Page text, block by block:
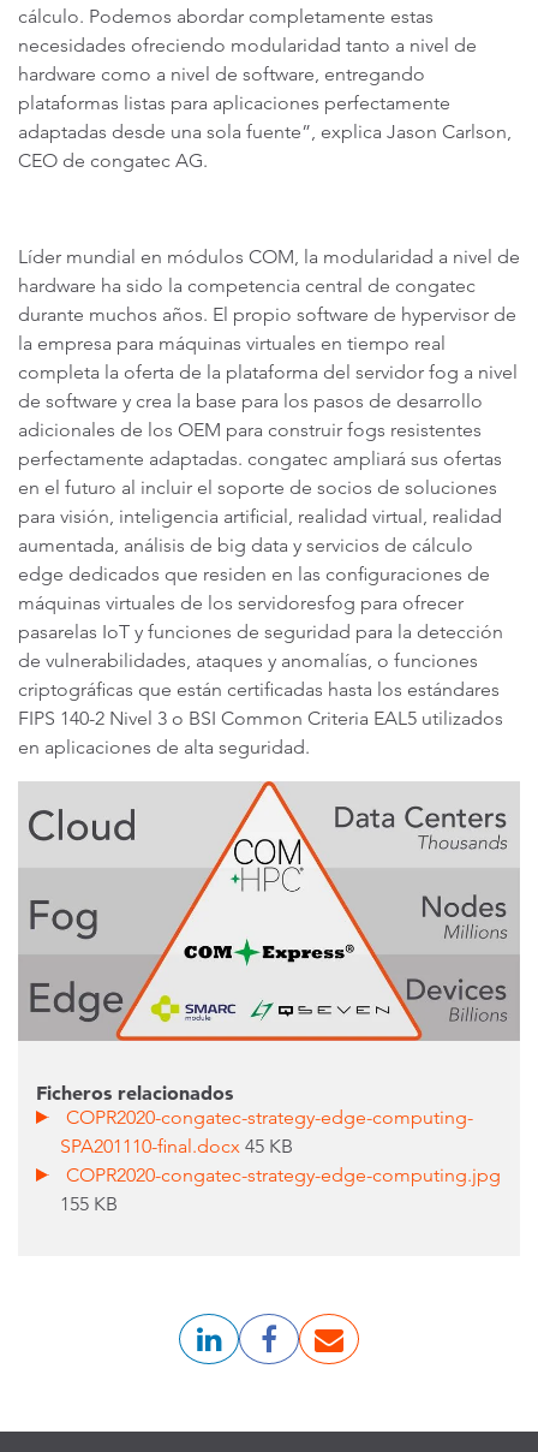
cálculo. Podemos abordar completamente estas
necesidades ofreciendo modularidad tanto a nivel de
hardware como a nivel de software, entregando
plataformas listas para aplicaciones perfectamente
adaptadas desde una sola fuente”, explica Jason Carlson,
CEO de congatec AG.
Líder mundial en módulos COM, la modularidad a nivel de
hardware ha sido la competencia central de congatec
durante muchos años. El propio software de hypervisor de
la empresa para máquinas virtuales en tiempo real
completa la oferta de la plataforma del servidor fog a nivel
de software y crea la base para los pasos de desarrollo
adicionales de los OEM para construir fogs resistentes
perfectamente adaptadas. congatec ampliará sus ofertas
en el futuro al incluir el soporte de socios de soluciones
para visión, inteligencia artificial, realidad virtual, realidad
aumentada, análisis de big data y servicios de cálculo
edge dedicados que residen en las configuraciones de
máquinas virtuales de los servidoresfog para ofrecer
pasarelas IoT y funciones de seguridad para la detección
de vulnerabilidades, ataques y anomalías, o funciones
criptográficas que están certificadas hasta los estándares
FIPS 140-2 Nivel 3 o BSI Common Criteria EAL5 utilizados
en aplicaciones de alta seguridad.
Ficheros relacionados
COPR2020-congatec-strategy-edge-computing-
SPA201110-final.docx 45 KB
COPR2020-congatec-strategy-edge-computing.jpg
155 KB